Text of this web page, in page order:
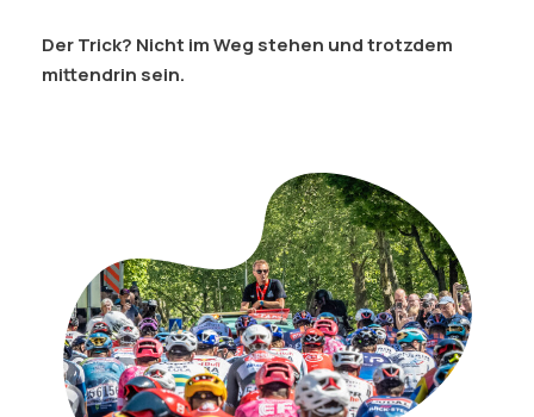
Der Trick? Nicht im Weg stehen und trotzdem
mittendrin sein.